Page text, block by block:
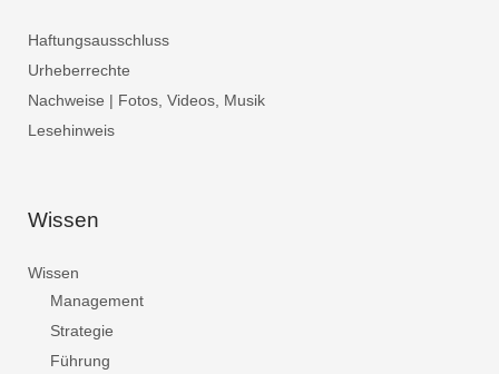
Haftungsausschluss
Urheberrechte
Nachweise | Fotos, Videos, Musik
Lesehinweis
Wissen
Wissen
Management
Strategie
Führung